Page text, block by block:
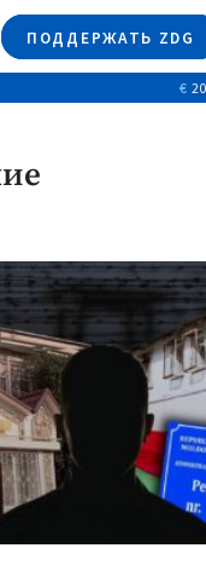
ПОДДЕРЖАТЬ ZDG
€